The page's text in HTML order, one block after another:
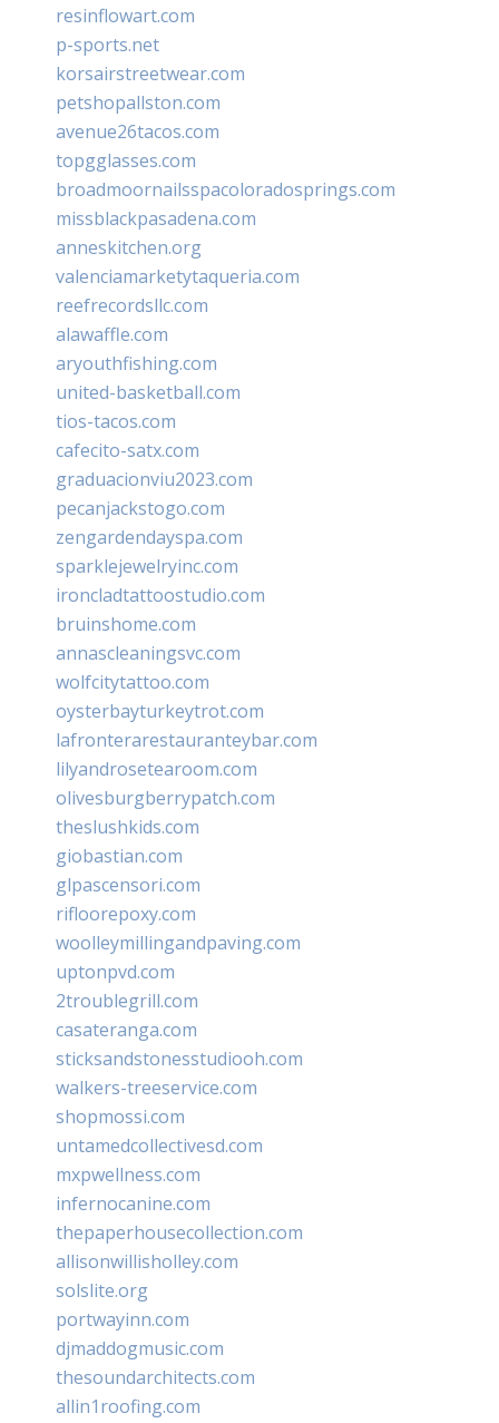
resinflowart.com
p-sports.net
korsairstreetwear.com
petshopallston.com
avenue26tacos.com
topgglasses.com
broadmoornailsspacoloradosprings.com
missblackpasadena.com
anneskitchen.org
valenciamarketytaqueria.com
reefrecordsllc.com
alawaffle.com
aryouthfishing.com
united-basketball.com
tios-tacos.com
cafecito-satx.com
graduacionviu2023.com
pecanjackstogo.com
zengardendayspa.com
sparklejewelryinc.com
ironcladtattoostudio.com
bruinshome.com
annascleaningsvc.com
wolfcitytattoo.com
oysterbayturkeytrot.com
lafronterarestauranteybar.com
lilyandrosetearoom.com
olivesburgberrypatch.com
theslushkids.com
giobastian.com
glpascensori.com
rifloorepoxy.com
woolleymillingandpaving.com
uptonpvd.com
2troublegrill.com
casateranga.com
sticksandstonesstudiooh.com
walkers-treeservice.com
shopmossi.com
untamedcollectivesd.com
mxpwellness.com
infernocanine.com
thepaperhousecollection.com
allisonwillisholley.com
solslite.org
portwayinn.com
djmaddogmusic.com
thesoundarchitects.com
allin1roofing.com